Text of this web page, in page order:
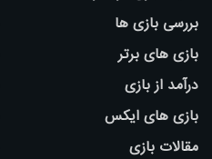
بررسی بازی ها
بازی های برتر
درآمد از بازی
بازی های ایکس
مقالات بازی